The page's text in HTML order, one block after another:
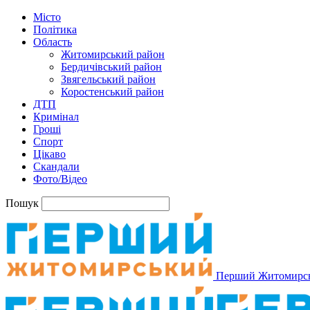
Місто
Політика
Область
Житомирський район
Бердичівський район
Звягельський район
Коростенський район
ДТП
Кримінал
Гроші
Спорт
Цікаво
Скандали
Фото/Відео
Пошук
Перший